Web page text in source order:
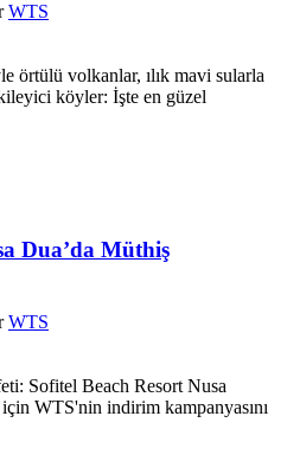
WTS
örtülü volkanlar, ılık mavi sularla
köyler: İşte en güzel
Dua’da Müthiş
WTS
Sofitel Beach Resort Nusa
WTS'nin indirim kampanyasını